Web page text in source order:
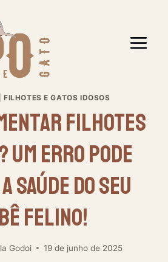
FILHOTES E GATOS IDOSOS
Filhotes
Um Erro Pode
Saúde Do Seu
Felino!
Godoi 19 de junho de 2025